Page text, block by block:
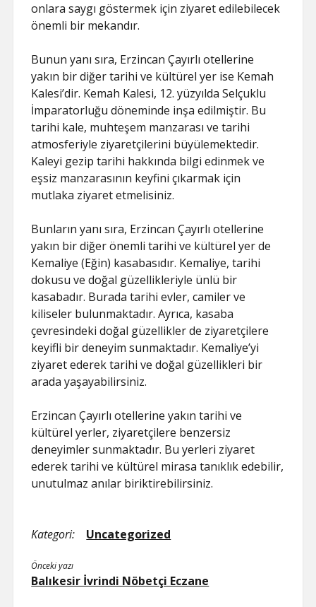
onlara saygı göstermek için ziyaret edilebilecek
önemli bir mekandır.
Bunun yanı sıra, Erzincan Çayırlı otellerine
yakın bir diğer tarihi ve kültürel yer ise Kemah
Kalesi’dir. Kemah Kalesi, 12. yüzyılda Selçuklu
İmparatorluğu döneminde inşa edilmiştir. Bu
tarihi kale, muhteşem manzarası ve tarihi
atmosferiyle ziyaretçilerini büyülemektedir.
Kaleyi gezip tarihi hakkında bilgi edinmek ve
eşsiz manzarasının keyfini çıkarmak için
mutlaka ziyaret etmelisiniz.
Bunların yanı sıra, Erzincan Çayırlı otellerine
yakın bir diğer önemli tarihi ve kültürel yer de
Kemaliye (Eğin) kasabasıdır. Kemaliye, tarihi
dokusu ve doğal güzellikleriyle ünlü bir
kasabadır. Burada tarihi evler, camiler ve
kiliseler bulunmaktadır. Ayrıca, kasaba
çevresindeki doğal güzellikler de ziyaretçilere
keyifli bir deneyim sunmaktadır. Kemaliye’yi
ziyaret ederek tarihi ve doğal güzellikleri bir
arada yaşayabilirsiniz.
Erzincan Çayırlı otellerine yakın tarihi ve
kültürel yerler, ziyaretçilere benzersiz
deneyimler sunmaktadır. Bu yerleri ziyaret
ederek tarihi ve kültürel mirasa tanıklık edebilir,
unutulmaz anılar biriktirebilirsiniz.
Kategori: Uncategorized
Önceki yazı
Balıkesir İvrindi Nöbetçi Eczane